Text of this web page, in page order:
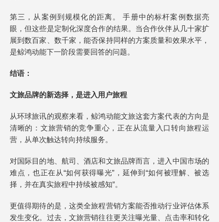
第三，从案例到规模化的距离。 手册中的标杆案例数据亮
眼，但这些是定制化深度合作的结果。当合作伙伴从几十家扩
展到数百家、数千家，能否保持同样的方案质量和效果水平，
是鲸鸿动能下一阶段需要回答的问题。
结语：
文旅品牌的新选择，是进入用户旅程
从环球旅讯的观察来看，鲸鸿动能文旅这套方案代表的方向是
清晰的：文旅营销的竞争重心，正在从流量入口转向旅程运
营，从单次触达转向持续服务。
对国际目的地、航司、酒店和文旅品牌而言，进入中国市场的
难点，也正在从“如何获得曝光”，延伸到“如何被理解、被选
择，并在真实旅程中持续被感知”。
更值得期待的是，这类全旅程营销方案能否推动行业评估体系
发生变化。过去，文旅营销往往更关注曝光量、点击率和转化